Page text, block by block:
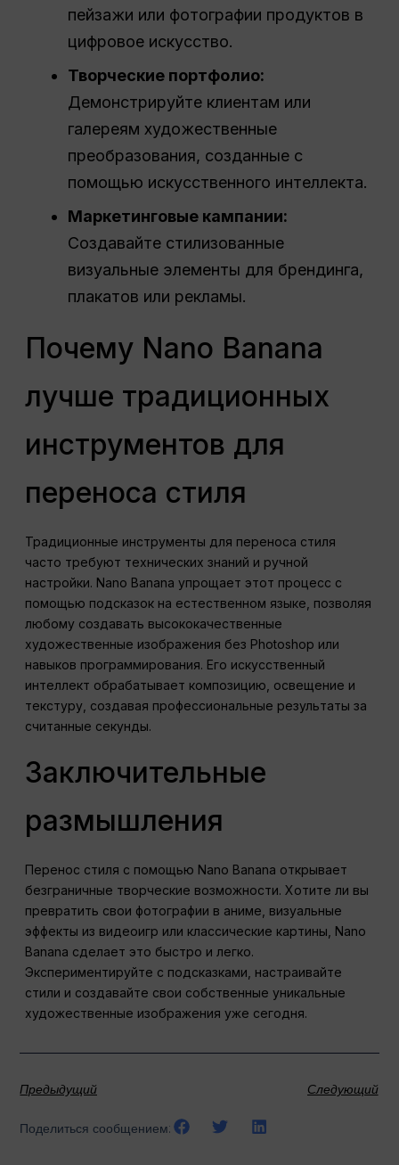
пейзажи или фотографии продуктов в
цифровое искусство.
Творческие портфолио:
Демонстрируйте клиентам или
галереям художественные
преобразования, созданные с
помощью искусственного интеллекта.
Маркетинговые кампании:
Создавайте стилизованные
визуальные элементы для брендинга,
плакатов или рекламы.
Почему Nano Banana
лучше традиционных
инструментов для
переноса стиля
Традиционные инструменты для переноса стиля
часто требуют технических знаний и ручной
настройки. Nano Banana упрощает этот процесс с
помощью подсказок на естественном языке, позволяя
любому создавать высококачественные
художественные изображения без Photoshop или
навыков программирования. Его искусственный
интеллект обрабатывает композицию, освещение и
текстуру, создавая профессиональные результаты за
считанные секунды.
Заключительные
размышления
Перенос стиля с помощью Nano Banana открывает
безграничные творческие возможности. Хотите ли вы
превратить свои фотографии в аниме, визуальные
эффекты из видеоигр или классические картины, Nano
Banana сделает это быстро и легко.
Экспериментируйте с подсказками, настраивайте
стили и создавайте свои собственные уникальные
художественные изображения уже сегодня.
Предыдущий Следующий
Поделиться сообщением: